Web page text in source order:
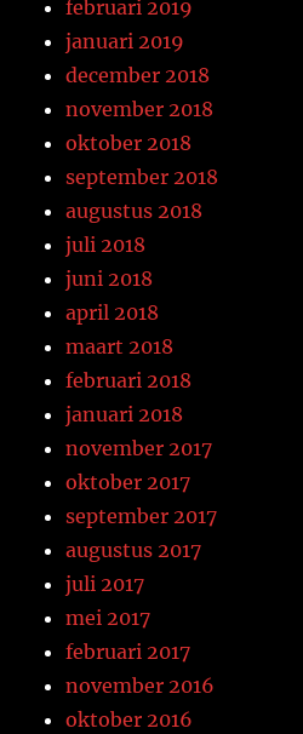
februari 2019
januari 2019
december 2018
november 2018
oktober 2018
september 2018
augustus 2018
juli 2018
juni 2018
april 2018
maart 2018
februari 2018
januari 2018
november 2017
oktober 2017
september 2017
augustus 2017
juli 2017
mei 2017
februari 2017
november 2016
oktober 2016